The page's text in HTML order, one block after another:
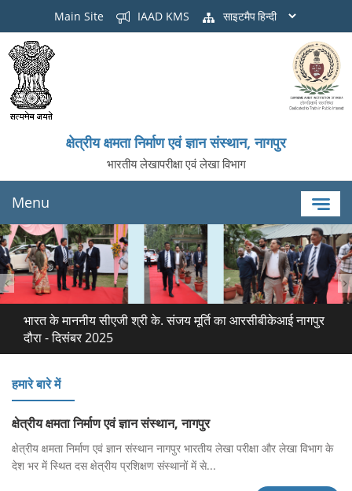
Main Site IAAD KMS साइटमैप
क्षेत्रीय क्षमता निर्माण एवं ज्ञान संस्थान, नागपुर
भारतीय लेखापरीक्षा एवं लेखा विभाग
Menu
भारत के माननीय सीएजी श्री के. संजय मूर्ति का आरसीबीकेआई नागपुर
दौरा - दिसंबर 2025
हमारे बारे में
क्षेत्रीय क्षमता निर्माण एवं ज्ञान संस्थान, नागपुर
क्षेत्रीय क्षमता निर्माण एवं ज्ञान संस्थान नागपुर भारतीय लेखा परीक्षा और लेखा विभाग के
देश भर में स्थित दस क्षेत्रीय प्रशिक्षण संस्थानों में से...